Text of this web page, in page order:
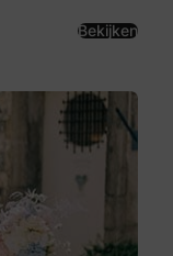
Bekijken